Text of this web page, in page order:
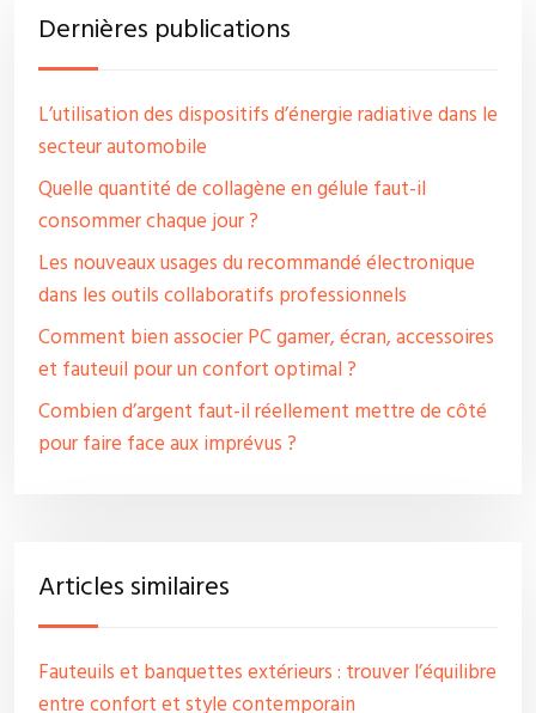
Dernières publications
L’utilisation des dispositifs d’énergie radiative dans le
secteur automobile
Quelle quantité de collagène en gélule faut-il
consommer chaque jour ?
Les nouveaux usages du recommandé électronique
dans les outils collaboratifs professionnels
Comment bien associer PC gamer, écran, accessoires
et fauteuil pour un confort optimal ?
Combien d’argent faut-il réellement mettre de côté
pour faire face aux imprévus ?
Articles similaires
Fauteuils et banquettes extérieurs : trouver l’équilibre
entre confort et style contemporain